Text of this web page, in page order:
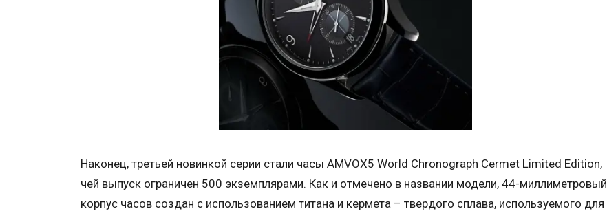
Наконец, третьей новинкой серии стали часы AMVOX5 World Chronograph Cermet Limited Edition,
чей выпуск ограничен 500 экземплярами. Как и отмечено в названии модели, 44-миллиметровый
корпус часов создан с использованием титана и кермета – твердого сплава, используемого для